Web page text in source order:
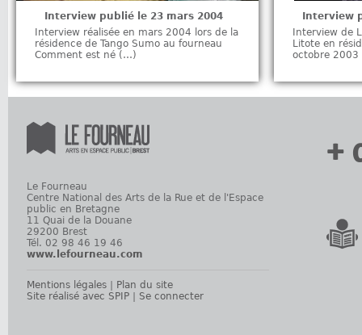
Interview publié le 23 mars 2004
Interview réalisée en mars 2004 lors de la
résidence de Tango Sumo au fourneau
Comment est né (…)
Interview
Interview de
Litote en
octobre
Le Fourneau
Centre National des Arts de la Rue et de l'Espace
public en Bretagne
11 Quai de la Douane
29200 Brest
Tél. 02 98 46 19 46
www.lefourneau.com
Mentions légales
Plan du site
Site réalisé avec SPIP
Se connecter
+